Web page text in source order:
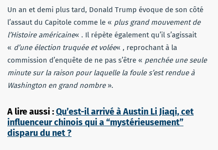
Un an et demi plus tard, Donald Trump évoque de son côté
l’assaut du Capitole comme le « plus grand mouvement de
l’Histoire américaine« . Il répète également qu’il s’agissait
« d’une élection truquée et volée« , reprochant à la
commission d’enquête de ne pas s’être « penchée une seule
minute sur la raison pour laquelle la foule s’est rendue à
Washington en grand nombre».
A lire aussi :Qu’est-il arrivé à Austin Li Jiaqi, cet
influenceur chinois qui a “mystérieusement”
disparu du net ?